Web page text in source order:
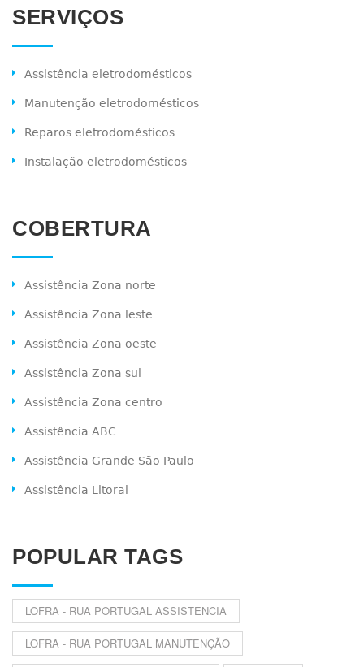
SERVIÇOS
Assistência eletrodomésticos
Manutenção eletrodomésticos
Reparos eletrodomésticos
Instalação eletrodomésticos
COBERTURA
Assistência Zona norte
Assistência Zona leste
Assistência Zona oeste
Assistência Zona sul
Assistência Zona centro
Assistência ABC
Assistência Grande São Paulo
Assistência Litoral
POPULAR TAGS
LOFRA - RUA PORTUGAL ASSISTENCIA
LOFRA - RUA PORTUGAL MANUTENÇÃO